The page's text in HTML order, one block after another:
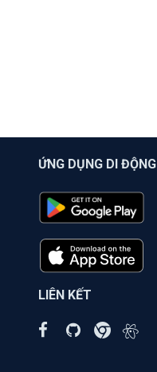
ỨNG DỤNG DI ĐỘNG
LIÊN KẾT